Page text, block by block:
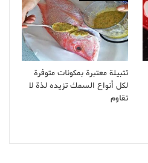
تتبيلة معتبرة بمكونات متوفرة
لكل أنواع السمك تزيده لذة لا
تقاوم